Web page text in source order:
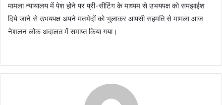
मामला न्यायालय में पेश होने पर प्री-सीटिंग के माध्यम से उभयपक्ष को समझाईश
दिये जाने से उभयपक्ष अपने मतभेदों को भुलाकर आपसी सहमति से मामला आज
नेशलन लोक अदालत में समाप्त किया गया।